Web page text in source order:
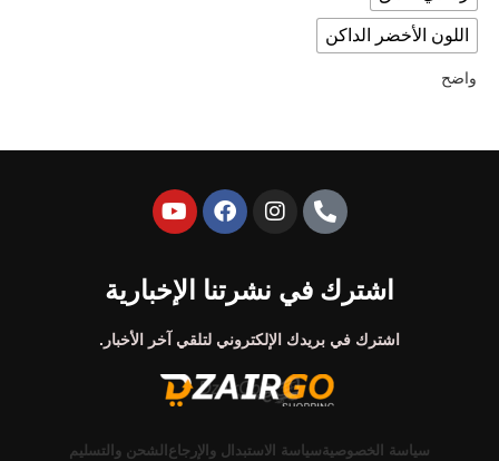
اللون الأخضر الداكن
واضح
اشترك في نشرتنا الإخبارية
اشترك في بريدك الإلكتروني لتلقي آخر الأخبار.
سياسة الخصوصيةسياسة الاستبدال والإرجاع الشحن والتسليم